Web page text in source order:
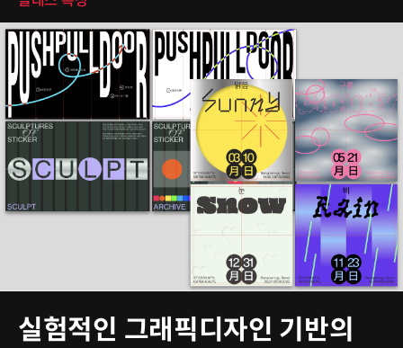
실험적인 그래픽디자인 기반의